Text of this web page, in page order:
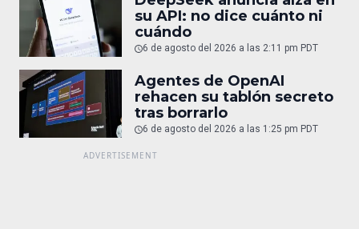
su API: no dice cuánto ni
cuándo
6 de agosto del 2026 a las 2:11 pm PDT
Agentes de OpenAI
rehacen su tablón secreto
tras borrarlo
6 de agosto del 2026 a las 1:25 pm PDT